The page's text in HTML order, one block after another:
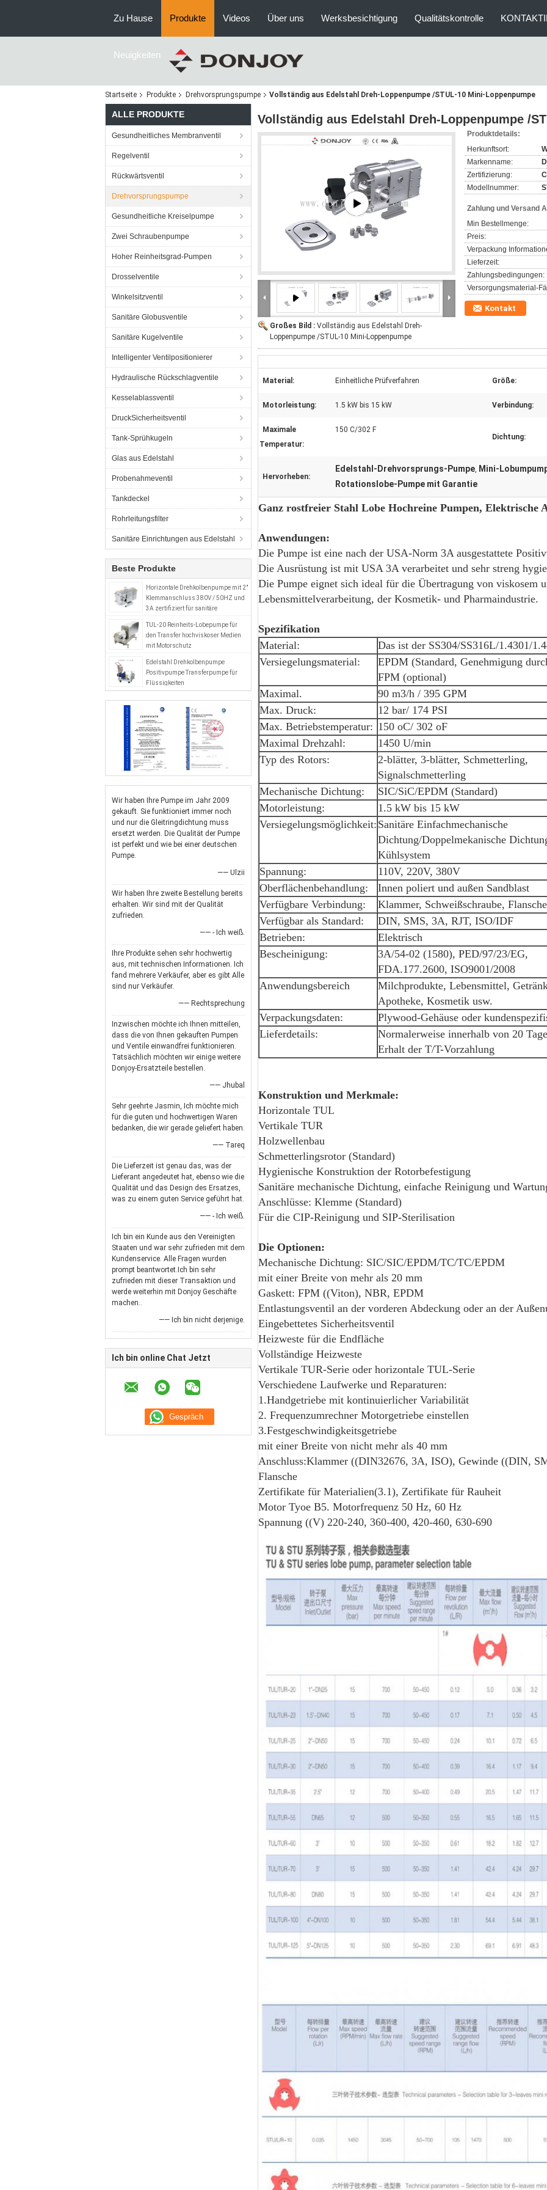
Zu Hause Produkte Videos Über uns Werksbesichtigung Qualitätskontrolle
Neuigkeiten
Startseite Produkte Drehvorsprungspumpe Vollständig aus Edelstahl Dreh-Loppenpumpe /STUL-10 Mini-Loppenpumpe
ALLE PRODUKTE
Gesundheitliches Membranventil
Regelventil
Rückwärtsventil
Drehvorsprungspumpe
Gesundheitliche Kreiselpumpe
Zwei Schraubenpumpe
Hoher Reinheitsgrad-Pumpen
Drosselventile
Winkelsitzventil
Sanitäre Globusventile
Sanitäre Kugelventile
Intelligenter Ventilpositionierer
Hydraulische Rückschlagventile
Kesselablassventil
DruckSicherheitsventil
Tank-Sprühkugeln
Glas aus Edelstahl
Probenahmeventil
Tankdeckel
Rohrleitungsfilter
Sanitäre Einrichtungen aus Edelstahl
Beste Produkte
Horizontale Drehkolbenpumpe mit 2"
Klemmanschluss 380V / 50HZ und
3A zertifiziert für sanitäre
TUL-20 Reinheits-Lobepumpe für
den Transfer hochviskoser Medien
mit Motorschutz
Edelstahl Drehkolbenpumpe
Positivpumpe Transferpumpe für
Flüssigkeiten
Wir haben Ihre Pumpe im Jahr 2009
gekauft. Sie funktioniert immer noch
und nur die Gleitringdichtung muss
ersetzt werden. Die Qualität der Pumpe
ist perfekt und wie bei einer deutschen
Pumpe.
—— Ulzii
Wir haben Ihre zweite Bestellung bereits
erhalten. Wir sind mit der Qualität
zufrieden.
—— - Ich weiß.
Ihre Produkte sehen sehr hochwertig
aus, mit technischen Informationen. Ich
fand mehrere Verkäufer, aber es gibt Alle
sind nur Verkäufer.
—— Rechtsprechung
Inzwischen möchte ich Ihnen mitteilen,
dass die von Ihnen gekauften Pumpen
und Ventile einwandfrei funktionieren.
Tatsächlich möchten wir einige weitere
Donjoy-Ersatzteile bestellen.
—— Jhubal
Sehr geehrte Jasmin, Ich möchte mich
für die guten und hochwertigen Waren
bedanken, die wir gerade geliefert haben.
—— Tareq
Die Lieferzeit ist genau das, was der
Lieferant angedeutet hat, ebenso wie die
Qualität und das Design des Ersatzes,
was zu einem guten Service geführt hat.
—— - Ich weiß.
Ich bin ein Kunde aus den Vereinigten
Staaten und war sehr zufrieden mit dem
Kundenservice. Alle Fragen wurden
prompt beantwortet.Ich bin sehr
zufrieden mit dieser Transaktion und
werde weiterhin mit Donjoy Geschäfte
machen..
—— Ich bin nicht derjenige.
Ich bin online Chat Jetzt
Vollständig aus Edelstahl Dreh-Loppenpumpe /
Großes Bild : Vollständig aus Edelstahl Dreh-
Loppenpumpe /STUL-10 Mini-Loppenpumpe
Produktdetails:
Herkunftsort:
Markenname:
Zertifizierung:
Modellnummer:
Zahlung und Versand
Min Bestellmenge:
Preis:
Verpackung
Lieferzeit:
Zahlungsbedingungen:
Versorgungsmaterial-
Kontakt
Material: Einheitliche Prüfverfahren Größe:
Motorleistung: 1.5 kW bis 15 kW Verbindung:
Maximale
Temperatur:
150 C/302 F
Dichtung:
Hervorheben:
Edelstahl-Drehvorsprungs-Pumpe, Mini-
Rotationslobe-Pumpe mit Garantie
Ganz rostfreier Stahl Lobe Hochreine Pumpen, Elektrische
Anwendungen:
Die Pumpe ist eine nach der USA-Norm 3A ausgestattete
Die Ausrüstung ist mit USA 3A verarbeitet und sehr streng
Die Pumpe eignet sich ideal für die Übertragung von viskosem
Lebensmittelverarbeitung, der Kosmetik- und Pharmaindustrie.
Spezifikation
Material:
Das ist der SS304/SS316L/1.4301/
Versiegelungsmaterial:
EPDM (Standard, Genehmigung
FPM (optional)
Maximal.
90 m3/h / 395 GPM
Max. Druck:
12 bar/ 174 PSI
Max. Betriebstemperatur: 150 oC/ 302 oF
Maximal Drehzahl:
1450 U/min
Typ des Rotors:
2-blätter, 3-blätter, Schmetterling,
Signalschmetterling
Mechanische Dichtung:
SIC/SiC/EPDM (Standard)
Motorleistung:
1.5 kW bis 15 kW
Versiegelungsmöglichkeit: Sanitäre Einfachmechanische
Dichtung/Doppelmekanische
Kühlsystem
Spannung:
110V, 220V, 380V
Oberflächenbehandlung:
Innen poliert und außen Sandblast
Verfügbare Verbindung:
Klammer, Schweißschraube, Flansche
Verfügbar als Standard:
DIN, SMS, 3A, RJT, ISO/IDF
Betrieben:
Elektrisch
Bescheinigung:
3A/54-02 (1580), PED/97/23/EG,
FDA.177.2600, ISO9001/2008
Anwendungsbereich
Milchprodukte, Lebensmittel,
Apotheke, Kosmetik usw.
Verpackungsdaten:
Plywood-Gehäuse oder
Lieferdetails:
Normalerweise innerhalb von 20
Erhalt der T/T-Vorzahlung
Konstruktion und Merkmale:
Horizontale TUL
Vertikale TUR
Holzwellenbau
Schmetterlingsrotor (Standard)
Hygienische Konstruktion der Rotorbefestigung
Sanitäre mechanische Dichtung, einfache Reinigung und
Anschlüsse: Klemme (Standard)
Für die CIP-Reinigung und SIP-Sterilisation
Die Optionen:
Mechanische Dichtung: SIC/SIC/EPDM/TC/TC/EPDM
mit einer Breite von mehr als 20 mm
Gaskett: FPM ((Viton), NBR, EPDM
Entlastungsventil an der vorderen Abdeckung oder an der
Eingebettetes Sicherheitsventil
Heizweste für die Endfläche
Vollständige Heizweste
Vertikale TUR-Serie oder horizontale TUL-Serie
Verschiedene Laufwerke und Reparaturen:
1.Handgetriebe mit kontinuierlicher Variabilität
2. Frequenzumrechner Motorgetriebe einstellen
3.Festgeschwindigkeitsgetriebe
mit einer Breite von nicht mehr als 40 mm
Anschluss:Klammer ((DIN32676, 3A, ISO), Gewinde ((DIN,
Flansche
Zertifikate für Materialien(3.1), Zertifikate für Rauheit
Motor Tyoe B5. Motorfrequenz 50 Hz, 60 Hz
Spannung ((V) 220-240, 360-400, 420-460, 630-690